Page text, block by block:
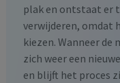
plak en ontstaat er
verwijderen, omdat
kiezen. Wanneer
zich weer een
en blijft het proces